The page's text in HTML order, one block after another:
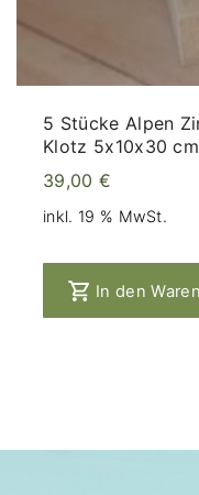
5 Stücke Alpen
Klotz 5x10x30 cm
39,00 €
inkl. 19 % MwSt.
In den